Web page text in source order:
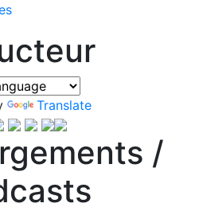
Translate
/